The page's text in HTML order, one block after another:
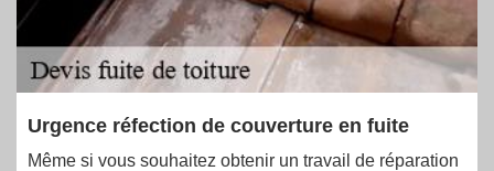
Urgence réfection de couverture en fuite
Même si vous souhaitez obtenir un travail de réparation